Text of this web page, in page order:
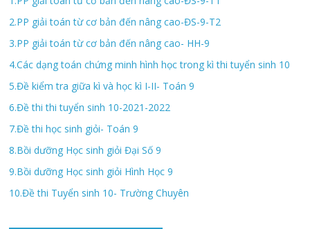
2.PP giải toán từ cơ bản đến nâng cao-ĐS-9-T2
3.PP giải toán từ cơ bản đến nâng cao- HH-9
4.Các dạng toán chứng minh hình học trong kì thi tuyển sinh 10
5.Đề kiểm tra giữa kì và học kì I-II- Toán 9
6.Đề thi thi tuyển sinh 10-2021-2022
7.Đề thi học sinh giỏi- Toán 9
8.Bồi dưỡng Học sinh giỏi Đại Số 9
9.Bồi dưỡng Học sinh giỏi Hình Học 9
10.Đề thi Tuyển sinh 10- Trường Chuyên